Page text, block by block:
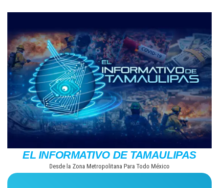
contenido
EL INFORMATIVO DE TAMAULIPAS
Desde la Zona Metropolitana Para Todo México